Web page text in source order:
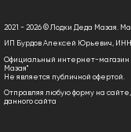
2021 - 2026 © Лодки Деда Мазая.
ИП Бурдов Алексей Юрьевич, ИНН
Официальный интернет-магазин
Мазая"
Не является публичной офертой.
Отправляя любую форму на
данного сайта